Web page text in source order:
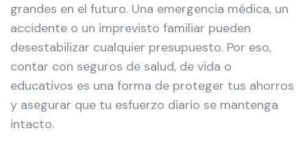
grandes en el futuro. Una emergencia médica, un
accidente o un imprevisto familiar pueden
desestabilizar cualquier presupuesto. Por eso,
contar con seguros de salud, de vida o
educativos es una forma de proteger tus ahorros
y asegurar que tu esfuerzo diario se mantenga
intacto.